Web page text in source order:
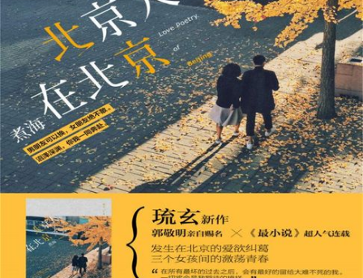
居家生活 3C家電 運動休閒 親子玩具
女裝 男裝 化妝保養 情趣用品
日本購物 電子/紙本書
HOT